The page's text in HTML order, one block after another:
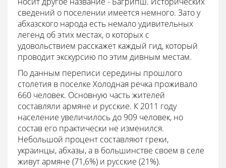
сведений о поселении имеется немного. Зато у
абхазского народа есть немало удивительных
легенд об этих местах, о которых с
удовольствием расскажет каждый гид, который
проводит экскурсию по этим дивным местам.
По данным переписи середины прошлого
столетия в поселке Холодная речка проживало
660 человек. Основную часть жителей
составляли армяне и русские. К 2011 году
население увеличилось до 909 человек, но
состав его практически не изменился.
Небольшой процент составляют греки,
украинцы, абхазы, а в большинстве своем в селе
живут армяне (71,6%) и русские (21%).